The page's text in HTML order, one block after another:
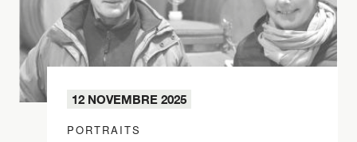
12 NOVEMBRE 2025
PORTRAITS